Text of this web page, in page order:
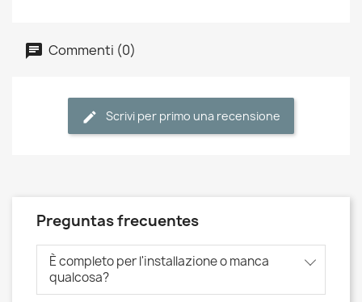
Commenti (0)
Scrivi per primo una recensione
Preguntas frecuentes
È completo per l'installazione o manca
qualcosa?